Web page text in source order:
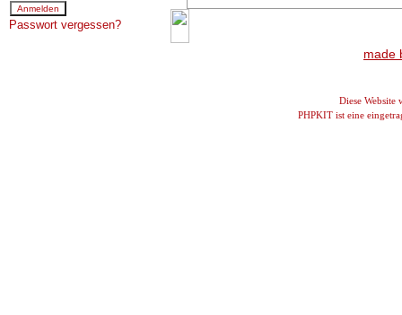
Passwort vergessen?
made
Diese Website
PHPKIT ist eine